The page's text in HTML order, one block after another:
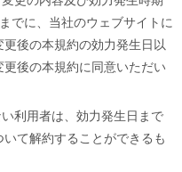
でに、当社のウェブサイトに
後の本規約の効力発生日以
後の本規約に同意いただい
利用者は、効力発生日まで
て解約することができるも